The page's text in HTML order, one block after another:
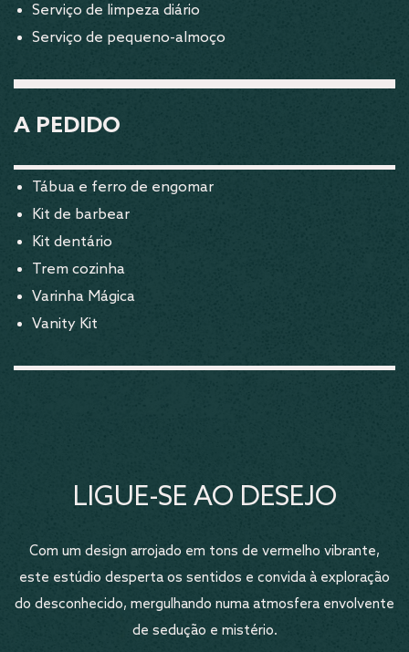
Serviço de limpeza diário
Serviço de pequeno-almoço
A PEDIDO
Tábua e ferro de engomar
Kit de barbear
Kit dentário
Trem cozinha
Varinha Mágica
Vanity Kit
LIGUE-SE AO DESEJO
Com um design arrojado em tons de vermelho vibrante,
este estúdio desperta os sentidos e convida à exploração
do desconhecido, mergulhando numa atmosfera envolvente
de sedução e mistério.